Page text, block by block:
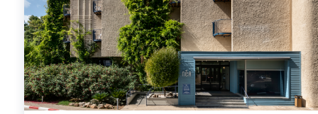
איטלקית כשרה- בשילוב ים תיכוני וניתן להזמין מקום לארוחת ערב בתיאום
מול המלון ישירות-בהזמנה מראש. מלון ג'ייקוב נווה אטי"ב הוא יעד
אידיאלי לכל עונות השנה. בחורף, אפשר להגיע בקלות לאתר החרמון,
הנמצא במרחק רבע שעה בלבד מהמלון. כשהשלג יורד בין הבקתות
ובסביבה כולה, מתקבל נוף קסום של לבן טהור, שנראה כאילו יצא מתוך
אגדה. בעונות החמות יותר, תוכלו לצאת לטיולים באתרים המפורסמים של
האזור, להשתתף בקטיף דובדבנים או פירות יער, וליהנות מהשקט והיופי
של הטבע. אם תמיד חלמתם לחוות את השלווה של שוויץ, זה המקום